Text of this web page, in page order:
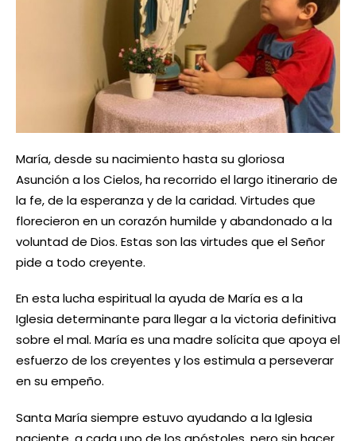
María, desde su nacimiento hasta su gloriosa
Asunción a los Cielos, ha recorrido el largo itinerario de
la fe, de la esperanza y de la caridad. Virtudes que
florecieron en un corazón humilde y abandonado a la
voluntad de Dios. Estas son las virtudes que el Señor
pide a todo creyente.
En esta lucha espiritual la ayuda de María es a la
Iglesia determinante para llegar a la victoria definitiva
sobre el mal. María es una madre solícita que apoya el
esfuerzo de los creyentes y los estimula a perseverar
en su empeño.
Santa María siempre estuvo ayudando a la Iglesia